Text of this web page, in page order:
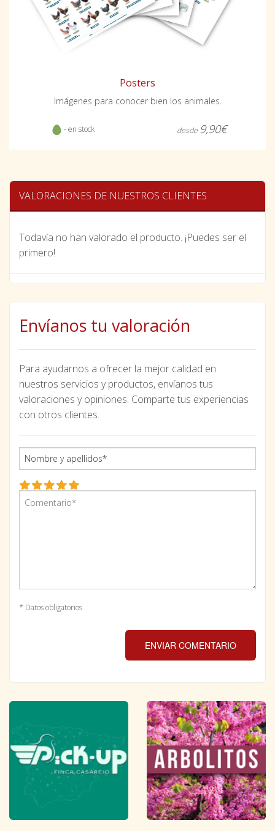
Posters
Imágenes para conocer bien los animales.
- en stock desde 9,90€
VALORACIONES DE NUESTROS CLIENTES
Todavía no han valorado el producto. ¡Puedes ser el
primero!
Envíanos tu valoración
Para ayudarnos a ofrecer la mejor calidad en
nuestros servicios y productos, envíanos tus
valoraciones y opiniones. Comparte tus experiencias
con otros clientes.
* Datos obligatorios
ENVIAR COMENTARIO